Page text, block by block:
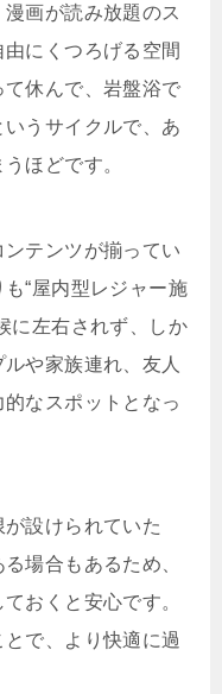
画が読み放題のス
にくつろげる空間
休んで、岩盤浴で
うサイクルで、あ
ほどです。
テンツが揃ってい
“屋内型レジャー施
に左右されず、しか
や家族連れ、友人
なスポットとなっ
設けられていた
場合もあるため、
おくと安心です。
で、より快適に過